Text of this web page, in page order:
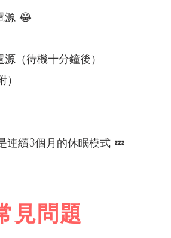
源 😂
（待機十分鐘後）
連續3個月的休眠模式 💤
見問題